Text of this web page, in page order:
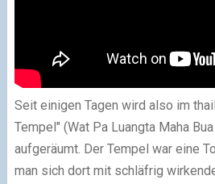
Seit einigen Tagen wird also im
Tempel" (Wat Pa Luangta Maha
aufgeräumt. Der Tempel war eine
man sich dort mit schläfrig